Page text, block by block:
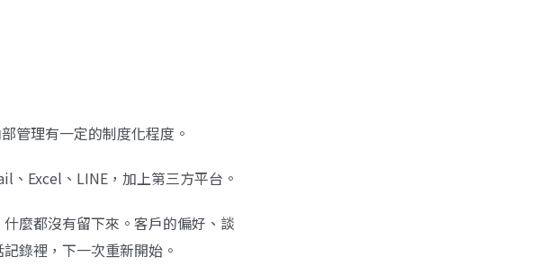
管理有一定的制度化程度。
、Excel、LINE，加上第三方平台。
麼都沒有留下來。客戶的偏好、談
錄裡，下一次重新開始。